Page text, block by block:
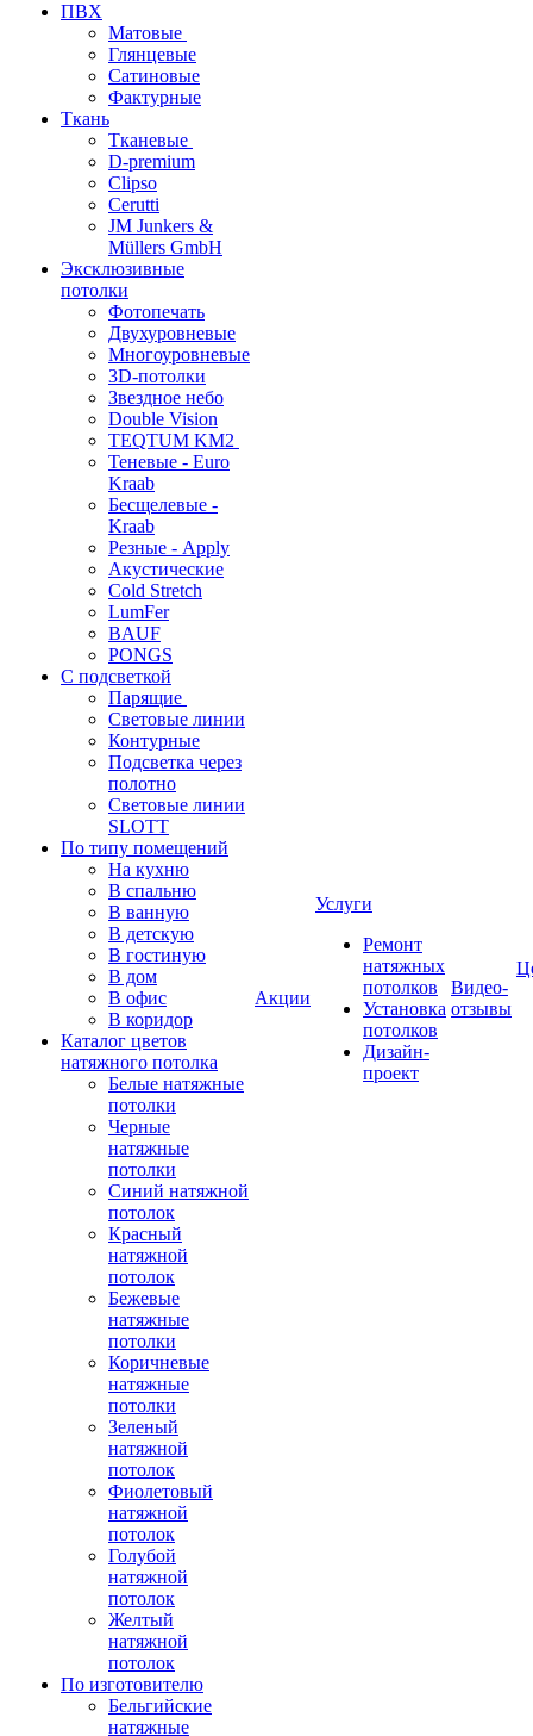
ПВХ
Матовые
Глянцевые
Сатиновые
Фактурные
Ткань
Тканевые
D-premium
Clipso
Cerutti
JM Junkers &
Müllers GmbH
Эксклюзивные
потолки
Фотопечать
Двухуровневые
Многоуровневые
3D-потолки
Звездное небо
Double Vision
TEQTUM KM2
Теневые - Euro
Kraab
Бесщелевые -
Kraab
Резные - Apply
Акустические
Cold Stretch
LumFer
BAUF
PONGS
С подсветкой
Парящие
Световые линии
Контурные
Подсветка через
полотно
Световые линии
SLOTT
По типу помещений
На кухню
В спальню
В ванную
В детскую
В гостиную
В дом
В офис
В коридор
Каталог цветов
натяжного потолка
Белые натяжные
потолки
Черные
натяжные
потолки
Синий натяжной
потолок
Красный
натяжной
потолок
Бежевые
натяжные
потолки
Коричневые
натяжные
потолки
Зеленый
натяжной
потолок
Фиолетовый
натяжной
потолок
Голубой
натяжной
потолок
Желтый
натяжной
потолок
По изготовителю
Бельгийские
натяжные
Акции
Услуги
Ремонт
натяжных
потолков
Установка
потолков
Дизайн-
проект
Видео-
отзывы